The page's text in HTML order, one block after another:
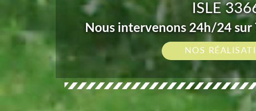
ISLE
Nous intervenons 24h/24
NOS